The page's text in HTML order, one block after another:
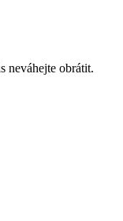
neváhejte obrátit.